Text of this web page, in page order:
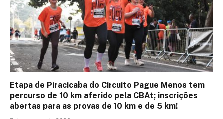
Etapa de Piracicaba do Circuito Pague Menos tem
percurso de 10 km aferido pela CBAt; inscrições
abertas para as provas de 10 km e de 5 km!